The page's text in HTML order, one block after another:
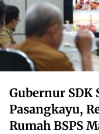
Gubernur SDK
Pasangkayu,
Rumah BSPS